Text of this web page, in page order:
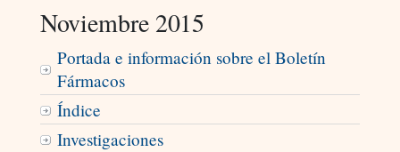
Noviembre 2015
Portada e información sobre el Boletín
Fármacos
Índice
Investigaciones